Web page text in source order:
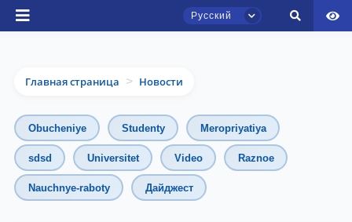
Русский
Главная страница > Новости
Obucheniye Studenty Meropriyatiya
sdsd Universitet Video Raznoe
Nauchnye-raboty Дайджест
Чат приёмной комиссии ТГЮУ
Онлайн